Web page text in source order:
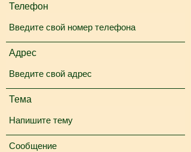
Телефон
Адрес
Тема
Сообщение